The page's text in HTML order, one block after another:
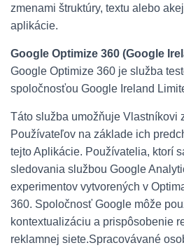
zmenami štruktúry, textu alebo
aplikácie.
Google Optimize 360 ​​(Google
Google Optimize 360 ​​je služba
spoločnosťou Google Ireland
Táto služba umožňuje Vlastníkovi
Používateľov na základe ich
tejto Aplikácie. Používatelia, ktorí
sledovania službou Google
experimentov vytvorených v
360. Spoločnosť Google môže
kontextualizáciu a prispôsobenie
reklamnej siete.Spracovávané